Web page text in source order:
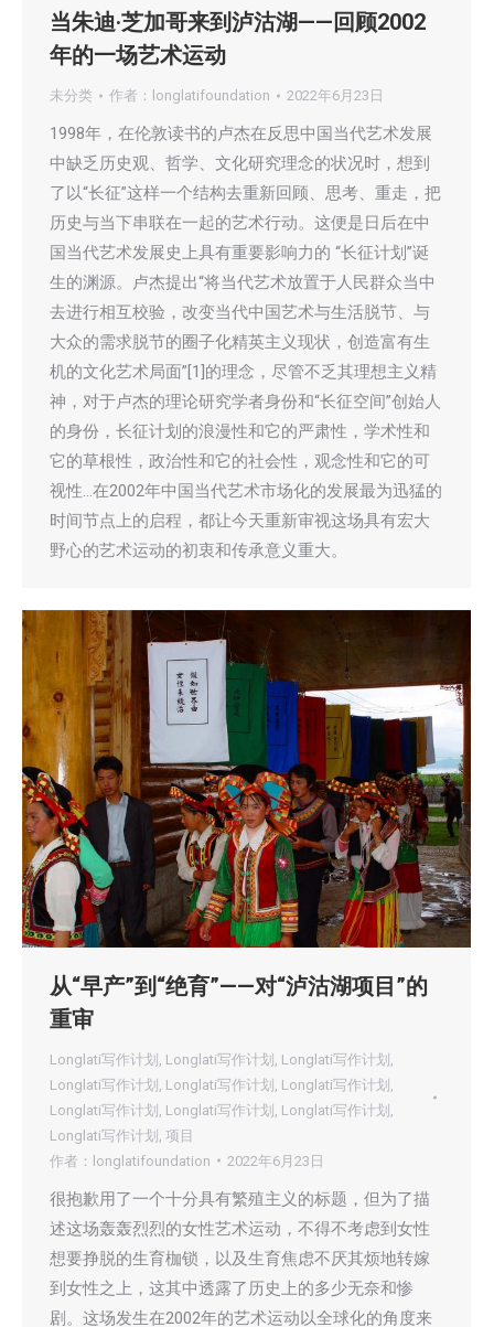
当朱迪·芝加哥来到泸沽湖——回顾2002
年的一场艺术运动
未分类 作者： longlatifoundation 2022年6月23日
1998年，在伦敦读书的卢杰在反思中国当代艺术发展
中缺乏历史观、哲学、文化研究理念的状况时，想到
了以“长征”这样一个结构去重新回顾、思考、重走，把
历史与当下串联在一起的艺术行动。这便是日后在中
国当代艺术发展史上具有重要影响力的 “长征计划”诞
生的渊源。卢杰提出“将当代艺术放置于人民群众当中
去进行相互校验，改变当代中国艺术与生活脱节、与
大众的需求脱节的圈子化精英主义现状，创造富有生
机的文化艺术局面”[1]的理念，尽管不乏其理想主义精
神，对于卢杰的理论研究学者身份和“长征空间”创始人
的身份，长征计划的浪漫性和它的严肃性，学术性和
它的草根性，政治性和它的社会性，观念性和它的可
视性…在2002年中国当代艺术市场化的发展最为迅猛的
时间节点上的启程，都让今天重新审视这场具有宏大
野心的艺术运动的初衷和传承意义重大。
从“早产”到“绝育”——对“泸沽湖项目”的
重审
Longlati写作计划 Longlati写作计划 Longlati写作计划
Longlati写作计划 Longlati写作计划 Longlati写作计划
Longlati写作计划 Longlati写作计划 Longlati写作计划
Longlati写作计划 项目
作者： longlatifoundation 2022年6月23日
很抱歉用了一个十分具有繁殖主义的标题，但为了描
述这场轰轰烈烈的女性艺术运动，不得不考虑到女性
想要挣脱的生育枷锁，以及生育焦虑不厌其烦地转嫁
到女性之上，这其中透露了历史上的多少无奈和惨
剧。这场发生在2002年的艺术运动以全球化的角度来